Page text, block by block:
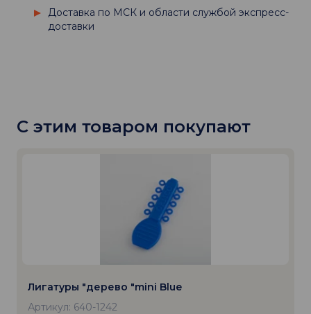
Доставка по МСК и области службой экспресс-
доставки
С этим товаром покупают
Лигатуры "дерево "mini Blue
Артикул: 640-1242